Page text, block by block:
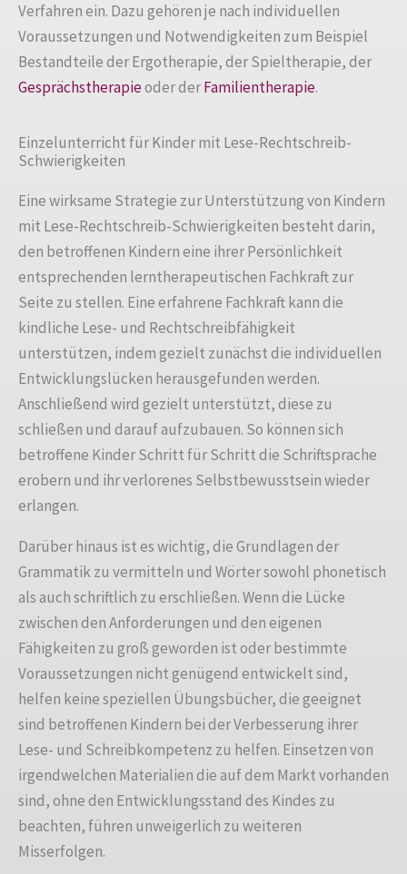
Verfahren ein. Dazu gehören je nach individuellen
Voraussetzungen und Notwendigkeiten zum Beispiel
Bestandteile der Ergotherapie, der Spieltherapie, der
Gesprächstherapieoder derFamilientherapie.
Einzelunterricht für Kinder mit Lese-Rechtschreib-
Schwierigkeiten
Eine wirksame Strategie zur Unterstützung von Kindern
mit Lese-Rechtschreib-Schwierigkeiten besteht darin,
den betroffenen Kindern eine ihrer Persönlichkeit
entsprechenden lerntherapeutischen Fachkraft zur
Seite zu stellen. Eine erfahrene Fachkraft kann die
kindliche Lese- und Rechtschreibfähigkeit
unterstützen, indem gezielt zunächst die individuellen
Entwicklungslücken herausgefunden werden.
Anschließend wird gezielt unterstützt, diese zu
schließen und darauf aufzubauen. So können sich
betroffene Kinder Schritt für Schritt die Schriftsprache
erobern und ihr verlorenes Selbstbewusstsein wieder
erlangen.
Darüber hinaus ist es wichtig, die Grundlagen der
Grammatik zu vermitteln und Wörter sowohl phonetisch
als auch schriftlich zu erschließen. Wenn die Lücke
zwischen den Anforderungen und den eigenen
Fähigkeiten zu groß geworden ist oder bestimmte
Voraussetzungen nicht genügend entwickelt sind,
helfen keine speziellen Übungsbücher, die geeignet
sind betroffenen Kindern bei der Verbesserung ihrer
Lese- und Schreibkompetenz zu helfen. Einsetzen von
irgendwelchen Materialien die auf dem Markt vorhanden
sind, ohne den Entwicklungsstand des Kindes zu
beachten, führen unweigerlich zu weiteren
Misserfolgen.